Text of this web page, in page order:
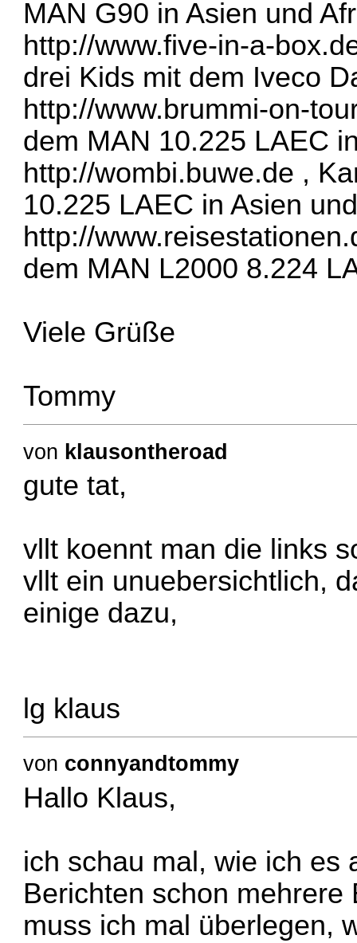
MAN G90 in Asien und
http://www.five-in-a-
drei Kids mit dem Iveco
http://www.brummi-on-
dem MAN 10.225 LAEC
http://wombi.buwe.de ,
10.225 LAEC in Asien
http://
dem MAN L2000 8.224
Viele Grüße
Tommy
von klausontheroad
gute tat,
vllt koennt man die links
vllt ein unuebersichtlich,
einige dazu,
lg klaus
von connyandtommy
Hallo Klaus,
ich schau mal, wie ich es
Berichten schon
muss ich mal überlegen,